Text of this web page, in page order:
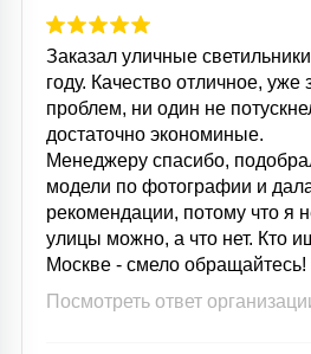
Заказал уличные
году. Качество отличное,
проблем, ни один не
достаточно экономиные.
Менеджеру спасибо,
модели по фотографии и
рекомендации, потому что я
улицы можно, а что нет. Кто
Москве - смело обращайтесь!
Посмотреть ответ